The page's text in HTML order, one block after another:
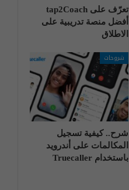
تعرّف على tap2Coach
أفضل منصة تدريبية على
الاطلاق
شروحات
شرح.. كيفية تسجيل
المكالمات على أندرويد
باستخدام Truecaller